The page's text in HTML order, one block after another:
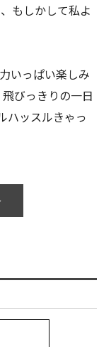
もしかして私よ
いっぱい楽しみ
びっきりの一日
ハッスルきゃっ